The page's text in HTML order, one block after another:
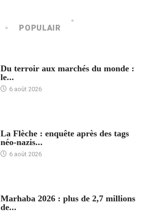
POPULAIR
Du terroir aux marchés du monde :
le...
6 août 2026
La Flèche : enquête après des tags
néo-nazis...
6 août 2026
Marhaba 2026 : plus de 2,7 millions
de...